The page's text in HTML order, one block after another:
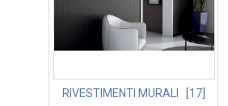
RIVESTIMENTI MURALI [17]